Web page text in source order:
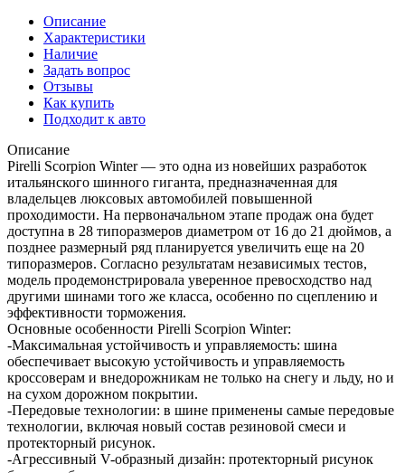
Описание
Характеристики
Наличие
Задать вопрос
Отзывы
Как купить
Подходит к авто
Описание
Pirelli Scorpion Winter — это одна из новейших разработок
итальянского шинного гиганта, предназначенная для
владельцев люксовых автомобилей повышенной
проходимости. На первоначальном этапе продаж она будет
доступна в 28 типоразмеров диаметром от 16 до 21 дюймов, а
позднее размерный ряд планируется увеличить еще на 20
типоразмеров. Согласно результатам независимых тестов,
модель продемонстрировала уверенное превосходство над
другими шинами того же класса, особенно по сцеплению и
эффективности торможения.
Основные особенности Pirelli Scorpion Winter:
-Максимальная устойчивость и управляемость: шина
обеспечивает высокую устойчивость и управляемость
кроссоверам и внедорожникам не только на снегу и льду, но и
на сухом дорожном покрытии.
-Передовые технологии: в шине применены самые передовые
технологии, включая новый состав резиновой смеси и
протекторный рисунок.
-Агрессивный V-образный дизайн: протекторный рисунок